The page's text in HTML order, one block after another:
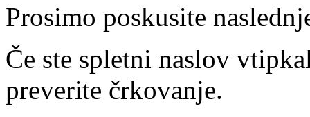
Prosimo poskusite
Če ste spletni naslov
preverite črkovanje.